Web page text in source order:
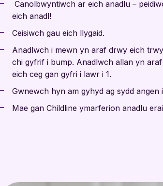
Canolbwyntiwch ar eich anadlu –
eich anadl!
Ceisiwch gau eich llygaid.
Anadlwch i mewn yn araf drwy eich
chi gyfrif i bump. Anadlwch allan yn
eich ceg gan gyfri i lawr i 1.
Gwnewch hyn am gyhyd ag sydd angen
Mae gan Childline ymarferion anadlu